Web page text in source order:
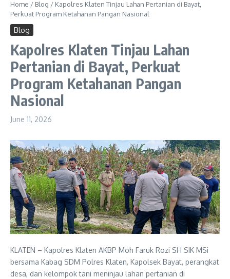
Home / Blog / Kapolres Klaten Tinjau Lahan Pertanian di Bayat,
Perkuat Program Ketahanan Pangan Nasional
Blog
Kapolres Klaten Tinjau Lahan
Pertanian di Bayat, Perkuat
Program Ketahanan Pangan
Nasional
June 11, 2026
KLATEN – Kapolres Klaten AKBP Moh Faruk Rozi SH SIK MSi
bersama Kabag SDM Polres Klaten, Kapolsek Bayat, perangkat
desa, dan kelompok tani meninjau lahan pertanian di